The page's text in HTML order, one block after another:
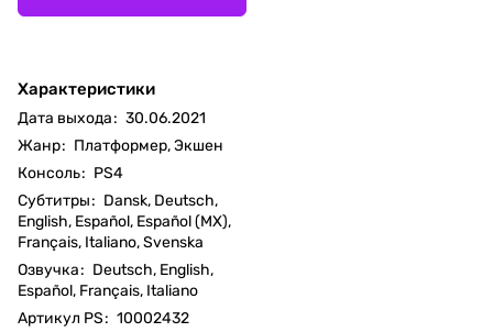
Характеристики
Дата выхода: 30.06.2021
Жанр: Платформер, Экшен
Консоль: PS4
Субтитры: Dansk, Deutsch,
English, Español, Español (MX),
Français, Italiano, Svenska
Озвучка: Deutsch, English,
Español, Français, Italiano
Артикул PS: 10002432